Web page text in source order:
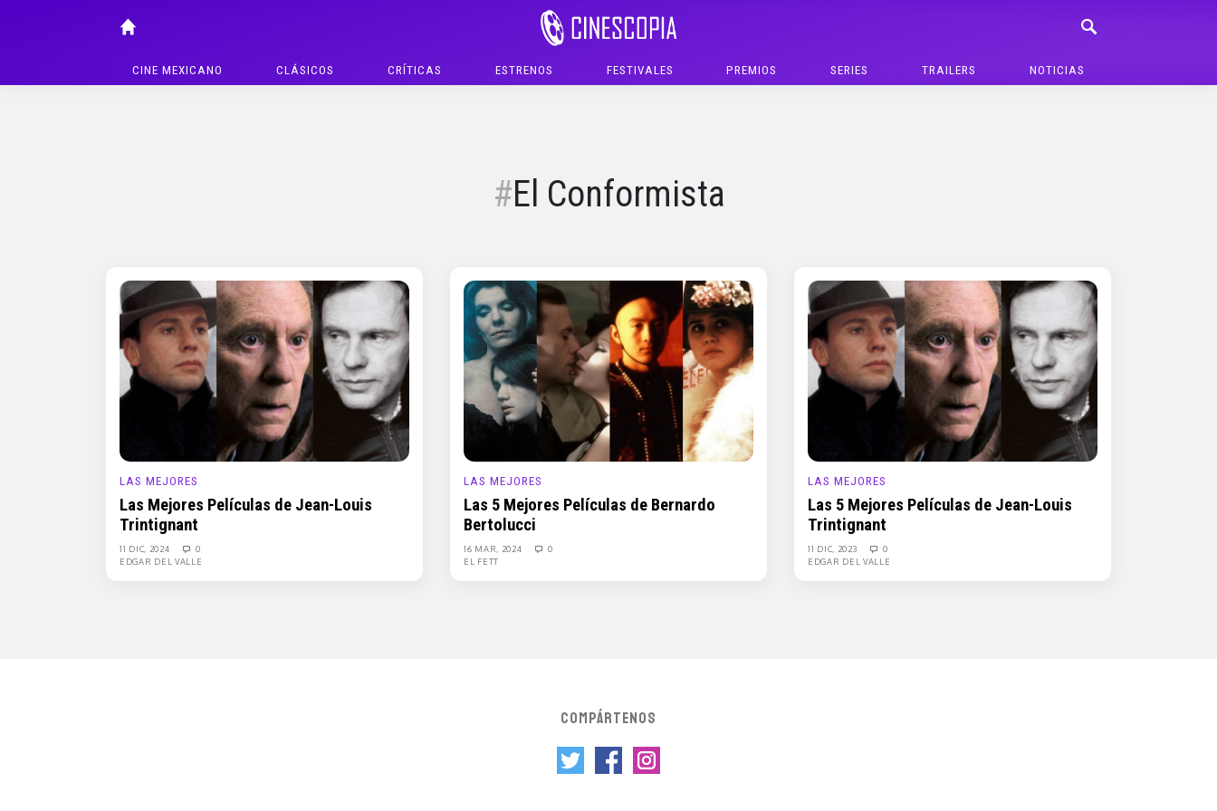
CINE MEXICANO CLÁSICOS CRÍTICAS ESTRENOS FESTIVALES PREMIOS SERIES TRAILERS NOTICIAS
El Conformista
LAS MEJORES
Las Mejores Películas de Jean-Louis
Trintignant
11 DIC, 2024
0
EDGAR DEL VALLE
LAS MEJORES
Las 5 Mejores Películas de Bernardo
Bertolucci
16 MAR, 2024
0
EL FETT
LAS MEJORES
Las 5 Mejores Películas de Jean-Louis
Trintignant
11 DIC, 2023
0
EDGAR DEL VALLE
COMPÁRTENOS